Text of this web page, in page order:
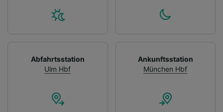
Abfahrtsstation
Ulm Hbf
Ankunftsstation
München Hbf